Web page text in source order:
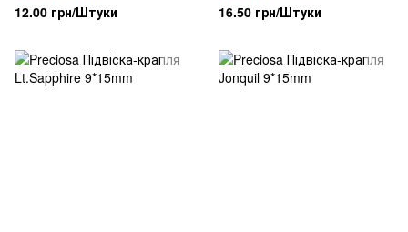
12.00 грн/Штуки 16.50 грн/Штуки